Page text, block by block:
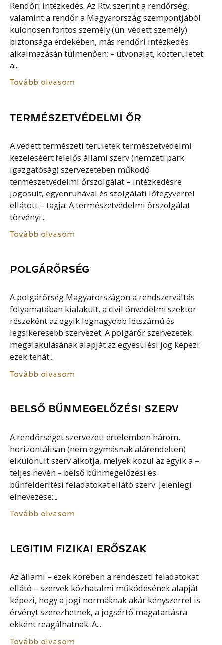
Rendőri intézkedés. Az Rtv. szerint a rendőrség,
valamint a rendőr a Magyarország szempontjából
különösen fontos személy (ún. védett személy)
biztonsága érdekében, más rendőri intézkedés
alkalmazásán túlmenően: – útvonalat, közterületet
a...
Tovább olvasom
TERMÉSZETVÉDELMI ŐR
A védett természeti területek természetvédelmi
kezeléséért felelős állami szerv (nemzeti park
igazgatóság) szervezetében működő
természetvédelmi őrszolgálat – intézkedésre
jogosult, egyenruhával és szolgálati lőfegyverrel
ellátott – tagja. A természetvédelmi őrszolgálat
törvényi...
Tovább olvasom
POLGÁRŐRSÉG
A polgárőrség Magyarországon a rendszerváltás
folyamatában kialakult, a civil önvédelmi szektor
részeként az egyik legnagyobb létszámú és
legsikeresebb szervezet. A polgárőr szervezetek
megalakulásának alapját az egyesülési jog képezi:
ezek tehát...
Tovább olvasom
BELSŐ BŰNMEGELŐZÉSI SZERV
A rendőrséget szervezeti értelemben három,
horizontálisan (nem egymásnak alárendelten)
elkülönült szerv alkotja, melyek közül az egyik a –
teljes nevén – belső bűnmegelőzési és
bűnfelderítési feladatokat ellátó szerv. Jelenlegi
elnevezése:...
Tovább olvasom
LEGITIM FIZIKAI ERŐSZAK
Az állami – ezek körében a rendészeti feladatokat
ellátó – szervek közhatalmi működésének alapját
képezi, hogy a jogi normáknak akár kényszerrel is
érvényt szerezhetnek, a jogsértő magatartásra
ekként reagálhatnak. A...
Tovább olvasom